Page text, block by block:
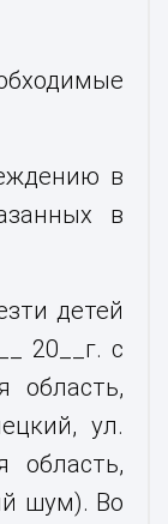
в
в
детей
20__г. с
область,
ул.
область,
шум). Во